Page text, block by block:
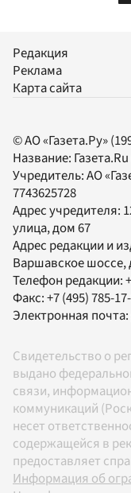
Редакция
Реклама
Карта сайта
© АО «Газета.Ру»
Название: Газета.Ru
Учредитель:АО
7743625728
Адрес учредителя:
улица, дом 67
Адрес редакции и
Варшавское шоссе,
Телефон редакции:
Факс:+7 (495) 785-
Электронная почта:
Свидетельство о
выдано
связи,
коммуникаций
несет
содержащейся в
предоставляет
Информация об